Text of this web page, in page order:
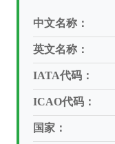
中文名称：
英文名称：
IATA代码：
ICAO代码：
国家：